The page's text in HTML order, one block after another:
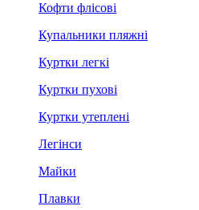
Кофти флісові
Купальники пляжні
Куртки легкі
Куртки пухові
Куртки утеплені
Легінси
Майки
Плавки